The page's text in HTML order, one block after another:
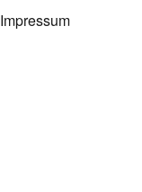
Impressum